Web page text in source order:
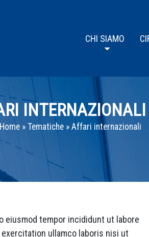
CHI SIAMO
INTERNAZIONALI
Home» Tematiche» Affari internazionali
eiusmod tempor incididunt ut labore
exercitation ullamco laboris nisi ut